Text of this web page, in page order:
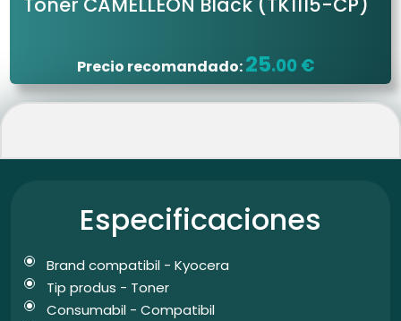
Precio recomandado:25.00 €
Especificaciones
Brand compatibil - Kyocera
Tip produs - Toner
Consumabil - Compatibil